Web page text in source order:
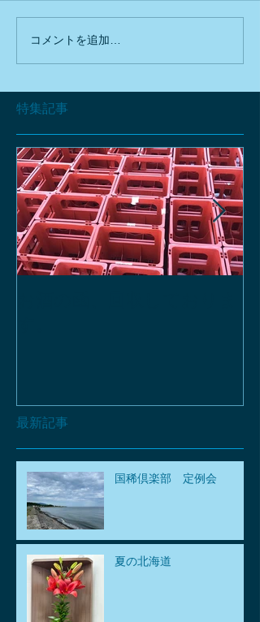
最新記事
特集記事
コメントを追加…
国稀倶楽部 定例会
夏の北海道